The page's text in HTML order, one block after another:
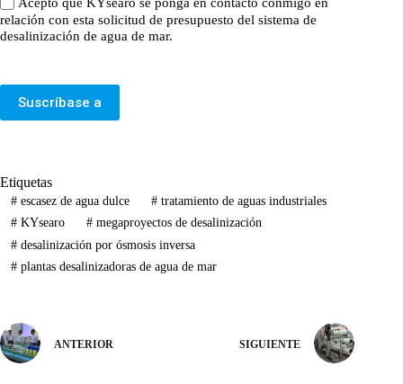
relación con esta solicitud de presupuesto del sistema de
desalinización de agua de mar.
Suscríbase a
Etiquetas
#escasez de agua dulce #tratamiento de aguas industriales
#KYsearo #megaproyectos de desalinización
#desalinización por ósmosis inversa
#plantas desalinizadoras de agua de mar
ANTERIOR SIGUIENTE